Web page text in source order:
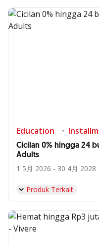
Education
Cicilan 0% hingga 24
Adults
1 5月 2026 - 30 4月 2028
Produk Terkait